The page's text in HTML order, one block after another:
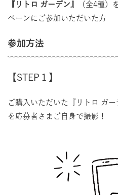
『リトロ ガーデン』
（全4種）
ペーンにご参加いただいた方
参加方法
【STEP１】
ご購入いただいた『リトロ ガ
を応募者さまご自身で撮影！